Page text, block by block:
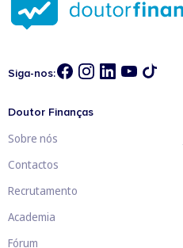
Siga-nos:
Doutor Finanças
Sobre nós
Contactos
Recrutamento
Academia
Fórum